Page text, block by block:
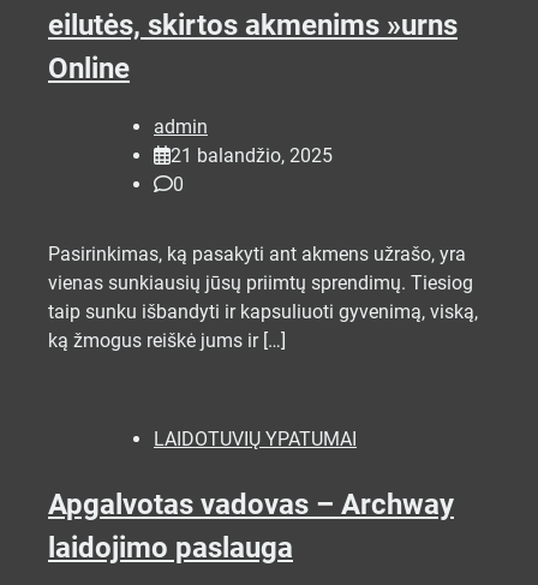
eilutės, skirtos akmenims »urns
Online
admin
21 balandžio, 2025
0
Pasirinkimas, ką pasakyti ant akmens užrašo, yra
vienas sunkiausių jūsų priimtų sprendimų. Tiesiog
taip sunku išbandyti ir kapsuliuoti gyvenimą, viską,
ką žmogus reiškė jums ir […]
LAIDOTUVIŲ YPATUMAI
Apgalvotas vadovas – Archway
laidojimo paslauga